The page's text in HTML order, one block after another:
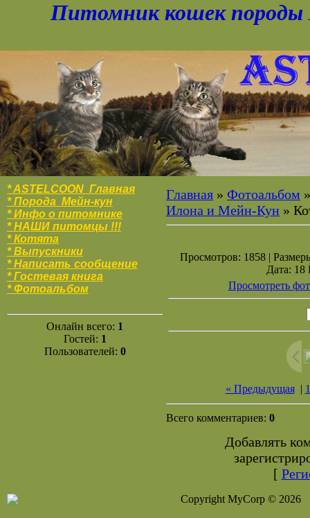
Питомник кошек породы
* ASTELCOON Главная
* Порода Мейн-кун
* Инфо о питомнике
* НАШИ питомцы !!!
* Котята
* Выпускники
* Написать сообщение
* Гостевая книга
* Фотоальбом
Онлайн всего: 1
Гостей: 1
Пользователей: 0
Главная » Фотоальбом
Илона и Мейн-Кун »
Просмотров: 1858 |
Дата:
Просмотреть
« Предыдущая| 1
Всего комментариев: 0
Добавлять
[
Copyright MyCorp © 2026